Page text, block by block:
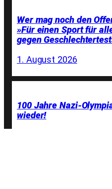
Wer mag noch den
»Für einen Sport für
gegen
1. August 2026
100 Jahre Nazi-
wieder!